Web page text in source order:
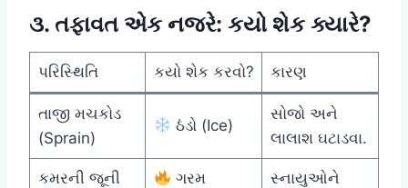
૩. તફાવત એક નજરે: કયો શેક ક્યારે?
પરિસ્થિતિ કયો શેક કરવો? કારણ
તાજી મચકોડ
(Sprain)
ઠંડો (Ice)
સોજો અને
લાલાશ ઘટાડવા.
કમરની જૂની
ગરમ
સ્નાયુઓને